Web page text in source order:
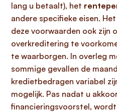
lang u betaalt), het
andere specifieke eisen.
deze voorwaarden ook zijn
overkreditering te
te waarborgen. In overleg
sommige gevallen de
kredietbedragen variabel
mogelijk. Pas nadat u
financieringsvoorstel,